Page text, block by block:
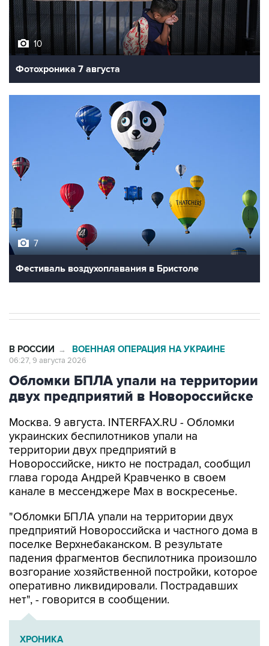
10
Фотохроника 7 августа
Фестиваль воздухоплавания в Бристоле
Обломки БПЛА упали на территории
двух предприятий в Новороссийске
Москва. 9 августа. INTERFAX.RU - Обломки
территории двух предприятий в
Новороссийске, никто не пострадал, сообщил
глава города Андрей Кравченко в своем
канале в мессенджере Max в воскресенье.
"Обломки БПЛА упали на территории двух
поселке Верхнебаканском. В результате
падения фрагментов беспилотника произошло
возгорание хозяйственной постройки, которое
оперативно ликвидировали. Пострадавших
нет", - говорится в сообщении.
ХРОНИКА
Военная операция на Украине